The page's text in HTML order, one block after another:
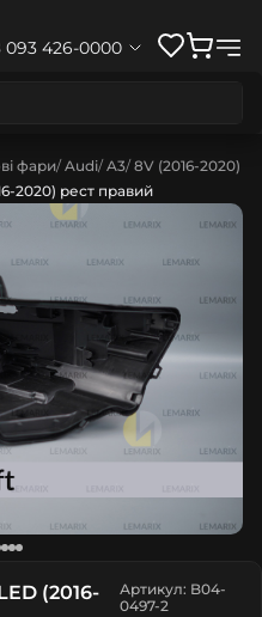
093 426-0000
фари Audi A3 8V (2016-2020)
2020) рест правий
(2016-
Артикул: B04-
0497-2